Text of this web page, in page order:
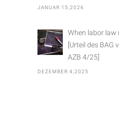
JANUAR 15,2026
When labor law
[Urteil des BAG
AZB 4/25]
DEZEMBER 4,2025